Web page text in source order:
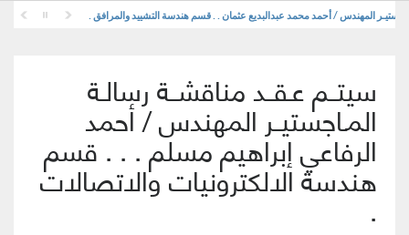
المــاجستيـر المهندس / أحمد محمد عبدالبديع عثمان . . قسم هندسة التشييد والمرافق .
سيتــم عـقــد مناقشــة رسالـة
المـاجستيــر المهندس / أحمد
الرفاعي إبراهيم مسلم . . . قسم
هندسة الالكترونيات والاتصالات
.